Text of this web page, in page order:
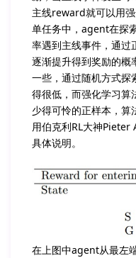
主线reward就可以用
单任务中，agent在探
率遇到主线事件，通
逐渐提升得到奖励的概
一些，通过随机方式探
得很低，而强化学习算
少得可怜的正样本，算
用伯克利RL大神
具体说明。
在上图中agent从最左